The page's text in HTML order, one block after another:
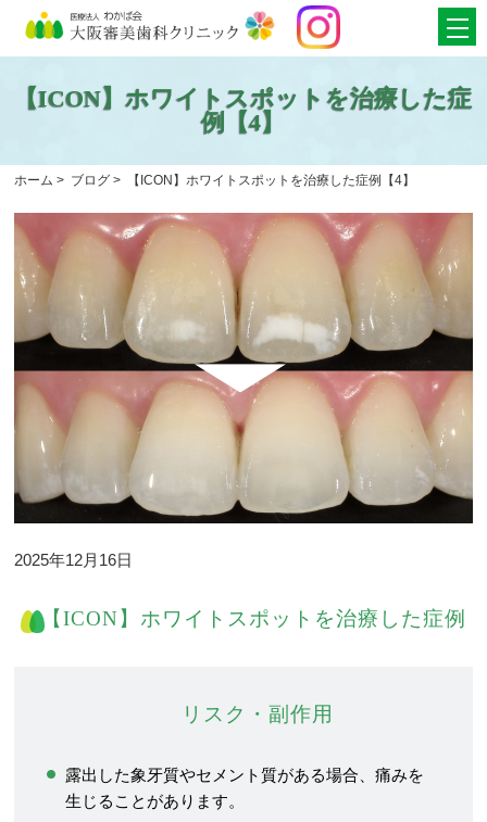
【ICON】ホワイトスポットを治療した症
例【4】
ホーム > ブログ > 【ICON】ホワイトスポットを治療した症例【4】
2025年12月16日
【ICON】ホワイトスポットを治療した症例
リスク・副作用
露出した象牙質やセメント質がある場合、痛みを
生じることがあります。